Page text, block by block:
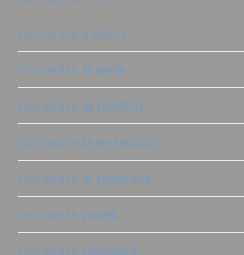
ricolorare il vimini
ricolorare la pelle
ricolorare la plastica
ricolorare la terracotta
ricolorare le piastrelle
ricolorare pareti
ricolorare pavimenti